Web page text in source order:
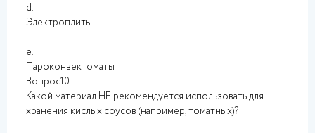
d.
Электроплиты
e.
Пароконвектоматы
Вопрос10
Какой материал НЕ рекомендуется использовать для
хранения кислых соусов (например, томатных)?